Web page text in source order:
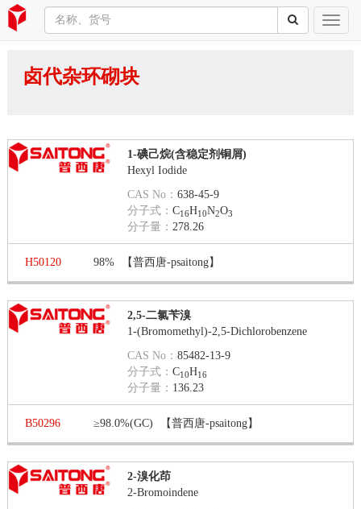
卤代杂环砌块
1-碘己烷(含稳定剂铜屑)
Hexyl Iodide
CAS No：638-45-9
分子式：C16H10N2O3
分子量：278.26
H50120 98% 【普西唐-psaitong】
2,5-二氯苄溴
1-(Bromomethyl)-2,5-Dichlorobenzene
CAS No：85482-13-9
分子式：C10H16
分子量： 136.23
B50296 ≥98.0%(GC) 【普西唐-psaitong】
2-溴化茚
2-Bromoindene